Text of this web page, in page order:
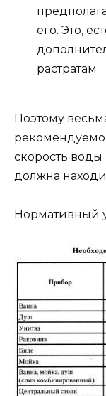
его. Это,
растратам.
Поэтому
скорость
должна
Нормативный